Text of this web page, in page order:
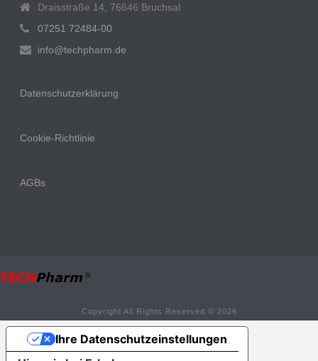
Draisstraße 14, 76646 Bruchsal
07251 72484-00
info@techpharm.de
Datenschutzerklärung
Cookie-Richtlinie
AGBs
Copyright All Rights Reserved © 2026
Ihre Datenschutzeinstellungen